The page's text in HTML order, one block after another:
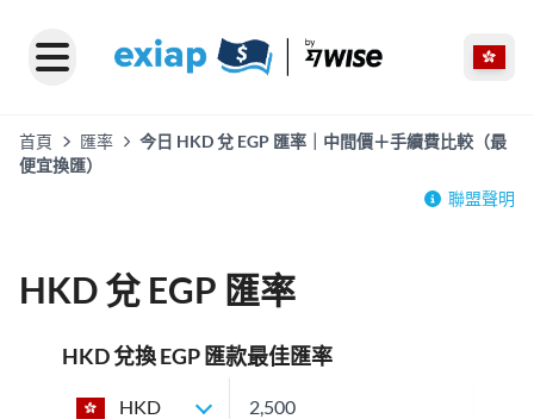
首頁 匯率
今日 HKD 兌 EGP 匯率｜中間價＋手續費比較（最
便宜換匯）
聯盟聲明
HKD 兌 EGP 匯率
HKD 兌換 EGP 匯款最佳匯率
HKD